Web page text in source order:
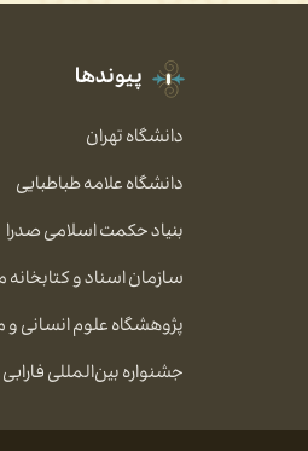
پیوندها
دانشگاه تهران
دانشگاه علامه طباطبایی
بنیاد حکمت اسلامی صدرا
سازمان اسناد و کتابخانه
پژوهشگاه علوم انسانی
جشنواره بین‌المللی فارابی